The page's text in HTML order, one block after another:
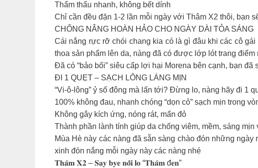
Thẩm thấu nhanh, không bết dính
Chỉ cần đều đặn 1-2 lần mỗi ngày với Thâm X2 thôi, bạn
CHỐNG NẮNG HOÀN HẢO CHO NGÀY DÀI TỎA SÁNG
Cái nắng rực rỡ chói chang kia có là gì đâu khi các cô
thoa sản phẩm lên da, nàng đã có được lớp lót trang
Đã có “bảo bối” siêu cấp lợi hại Morena bên cạnh, bạn đã
ĐI 1 QUẸT – SẠCH LÔNG LÁNG MỊN
“Vi-ô-lông” ỷ số đông mà lấn tới? Đừng lo, nàng hãy đi 1
100% không đau, nhanh chóng “dọn cỏ” sạch mịn trong
Không gây kích ứng, nóng rát, mẩn đỏ
Thành phần lành tính giúp da chống viêm, mềm, sáng
Mùa Hè này các nàng đã sẵn sàng chào đón những
xinh đón nắng mỗi ngày này các nàng nhé
𝐓𝐡𝐚̂𝐦 𝐗𝟐 – 𝐒𝐚𝐲 𝐛𝐲𝐞 𝐧𝐨̂̃𝐢 𝐥𝐨 “𝐓𝐡𝐚̂𝐦 đ𝐞𝐧”